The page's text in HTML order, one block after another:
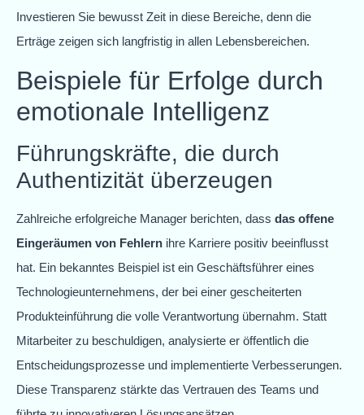
Investieren Sie bewusst Zeit in diese Bereiche, denn die
Erträge zeigen sich langfristig in allen Lebensbereichen.
Beispiele für Erfolge durch
emotionale Intelligenz
Führungskräfte, die durch
Authentizität überzeugen
Zahlreiche erfolgreiche Manager berichten, dass das offene
Eingeräumen von Fehlern ihre Karriere positiv beeinflusst
hat. Ein bekanntes Beispiel ist ein Geschäftsführer eines
Technologieunternehmens, der bei einer gescheiterten
Produkteinführung die volle Verantwortung übernahm. Statt
Mitarbeiter zu beschuldigen, analysierte er öffentlich die
Entscheidungsprozesse und implementierte Verbesserungen.
Diese Transparenz stärkte das Vertrauen des Teams und